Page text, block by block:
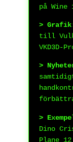
på Wine
>
till
VKD3D-
>
>
Dino
Plane